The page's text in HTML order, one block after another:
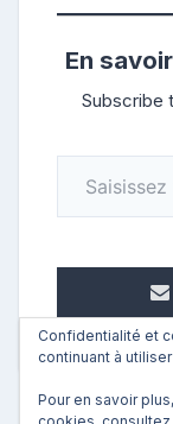
En
Subscribe
Saisissez votre adresse e-mail…
Confidentialité et
continuant à
Pour en savoir